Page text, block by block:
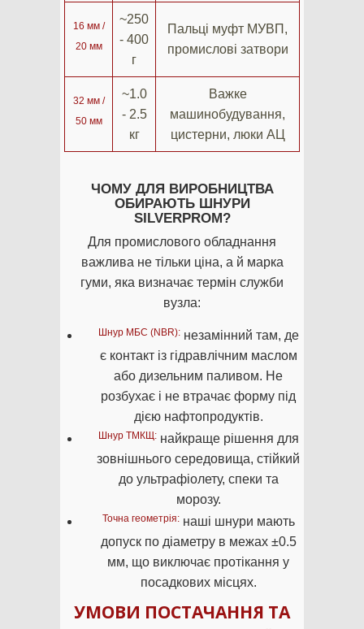
16 мм /
20 мм
~250
- 400
г
Пальці муфт МУВП,
промислові затвори
32 мм /
50 мм
~1.0
- 2.5
кг
Важке
машинобудування,
цистерни, люки АЦ
ЧОМУ ДЛЯ ВИРОБНИЦТВА
ОБИРАЮТЬ ШНУРИ
SILVERPROM?
Для промислового обладнання
важлива не тільки ціна, а й марка
гуми, яка визначає термін служби
вузла:
Шнур МБС (NBR):незамінний там, де
є контакт із гідравлічним маслом
або дизельним паливом. Не
розбухає і не втрачає форму під
дією нафтопродуктів.
Шнур ТМКЩ:найкраще рішення для
зовнішнього середовища, стійкий
до ультрафіолету, спеки та
морозу.
Точна геометрія:наші шнури мають
допуск по діаметру в межах ±0.5
мм, що виключає протікання у
посадкових місцях.
УМОВИ ПОСТАЧАННЯ ТА